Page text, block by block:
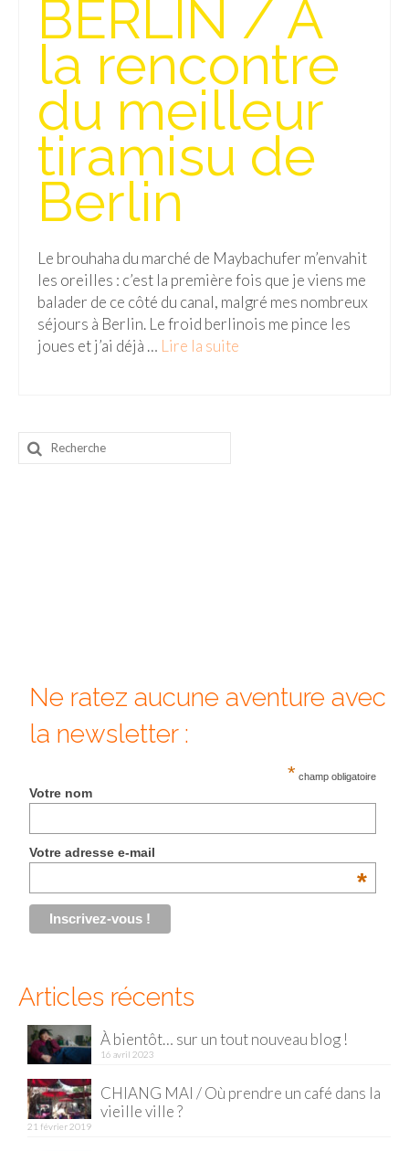
Isla del Sol
Lac Titicaca
Salar d’Uyuni
Chili
Paraguay
Pérou
Lac Titicaca
Machu Picchu
Beijing
Kyoto
Mont Fuji
Malaisie
Penang
Vietnam
Baie d’Halong
Hué
BERLIN / A
la rencontre
du meilleur
tiramisu de
Berlin
Le brouhaha du marché de Maybachufer m’envahit
les oreilles : c’est la première fois que je viens me
balader de ce côté du canal, malgré mes nombreux
séjours à Berlin. Le froid berlinois me pince les
joues et j’ai déjà … Lire la suite­­
Rechercher
:
Ne ratez aucune aventure avec
la newsletter :
* champ obligatoire
Votre nom
Votre adresse e-mail
*
Articles récents
À bientôt… sur un tout nouveau blog !
16 avril 2023
CHIANG MAI / Où prendre un café dans la
vieille ville ?
21 février 2019